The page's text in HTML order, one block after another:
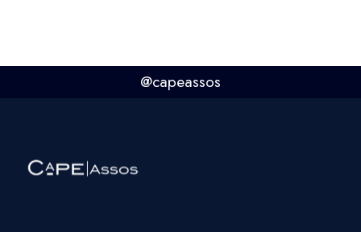
@capeassos